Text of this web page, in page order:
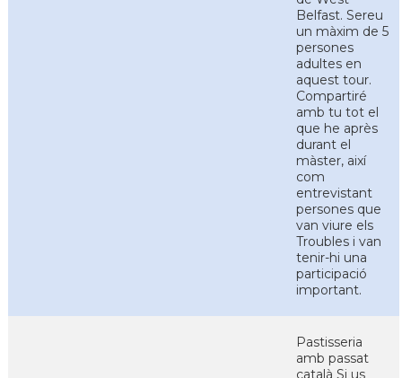
Belfast. Sereu
un màxim de 5
persones
adultes en
aquest tour.
Compartiré
amb tu tot el
que he après
durant el
màster, així
com
entrevistant
persones que
van viure els
Troubles i van
tenir-hi una
participació
important.
Pastisseria
amb passat
català Si us